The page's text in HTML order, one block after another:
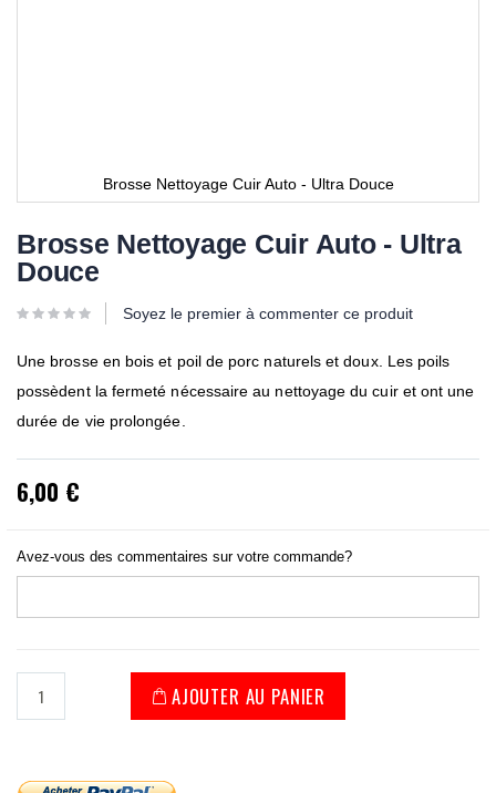
Brosse Nettoyage Cuir Auto - Ultra Douce
Brosse Nettoyage Cuir Auto - Ultra
Douce
Soyez le premier à commenter ce produit
Une brosse en bois et poil de porc naturels et doux. Les poils
possèdent la fermeté nécessaire au nettoyage du cuir et ont une
durée de vie prolongée.
6,00 €
Avez-vous des commentaires sur votre commande?
AJOUTER AU PANIER